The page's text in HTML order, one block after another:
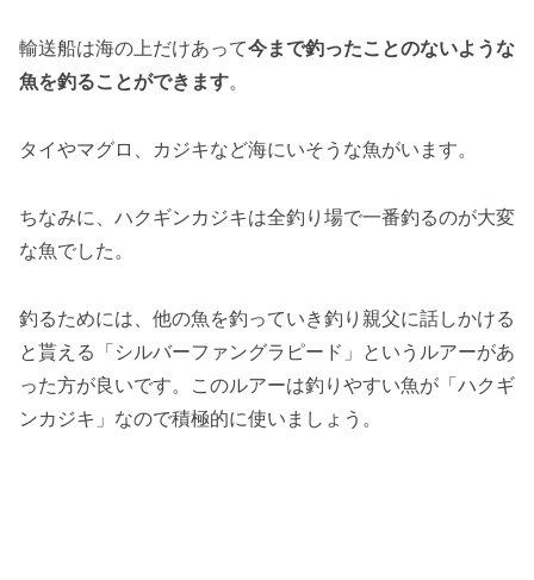
輸送船は海の上だけあって今まで釣ったことのないような
魚を釣ることができます。
タイやマグロ、カジキなど海にいそうな魚がいます。
ちなみに、ハクギンカジキは全釣り場で一番釣るのが大変
な魚でした。
釣るためには、他の魚を釣っていき釣り親父に話しかける
と貰える「シルバーファングラピード」というルアーがあ
った方が良いです。このルアーは釣りやすい魚が「ハクギ
ンカジキ」なので積極的に使いましょう。